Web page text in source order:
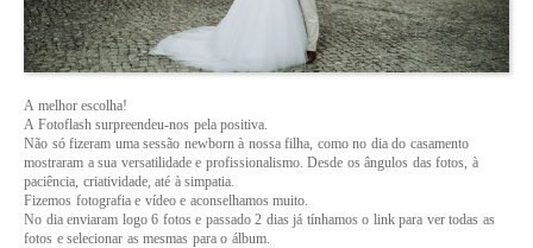
A melhor escolha!
A Fotoflash surpreendeu-nos pela positiva.
Não só fizeram uma sessão newborn à nossa filha, como no dia do casamento
mostraram a sua versatilidade e profissionalismo. Desde os ângulos das fotos, à
paciência, criatividade, até à simpatia.
Fizemos fotografia e vídeo e aconselhamos muito.
No dia enviaram logo 6 fotos e passado 2 dias já tínhamos o link para ver todas as
fotos e selecionar as mesmas para o álbum.